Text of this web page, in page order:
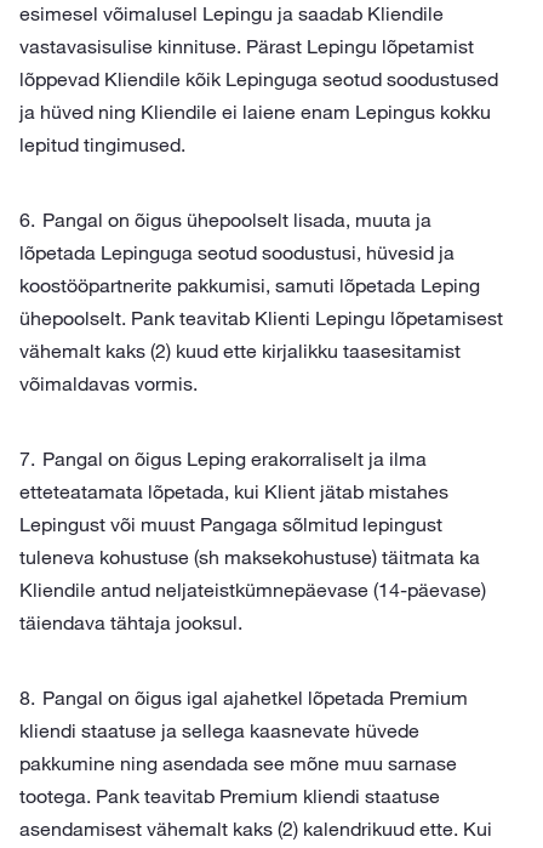
esimesel võimalusel Lepingu ja saadab Kliendile
vastavasisulise kinnituse. Pärast Lepingu lõpetamist
lõppevad Kliendile kõik Lepinguga seotud soodustused
ja hüved ning Kliendile ei laiene enam Lepingus kokku
lepitud tingimused.
Pangal on õigus ühepoolselt lisada, muuta ja
lõpetada Lepinguga seotud soodustusi, hüvesid ja
koostööpartnerite pakkumisi, samuti lõpetada Leping
ühepoolselt. Pank teavitab Klienti Lepingu lõpetamisest
vähemalt kaks (2) kuud ette kirjalikku taasesitamist
võimaldavas vormis.
Pangal on õigus Leping erakorraliselt ja ilma
etteteatamata lõpetada, kui Klient jätab mistahes
Lepingust või muust Pangaga sõlmitud lepingust
tuleneva kohustuse (sh maksekohustuse) täitmata ka
Kliendile antud neljateistkümnepäevase (14-päevase)
täiendava tähtaja jooksul.
Pangal on õigus igal ajahetkel lõpetada Premium
kliendi staatuse ja sellega kaasnevate hüvede
pakkumine ning asendada see mõne muu sarnase
tootega. Pank teavitab Premium kliendi staatuse
asendamisest vähemalt kaks (2) kalendrikuud ette. Kui